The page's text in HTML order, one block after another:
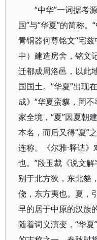
“中华”一词据考
国”与“华夏”的简称
青铜器何尊铭文“宅
中）建造房舍，铭文
迁都成周洛邑，以此
国国土。“华夏”出现
成》“华夏蛮貘，罔
家全境，“夏”因夏朝
本名，而后又得“夏”
连称。《尔雅·释诂》
也。”段玉裁《说文
别于北方狄，东北貉
侥，东方夷也。夏，
早的居于中原的汉族
随着词义演变，“华